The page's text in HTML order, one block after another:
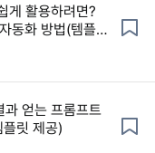
게 활용하려면?
동화 방법(템플
얻는 프롬프트
릿 제공)